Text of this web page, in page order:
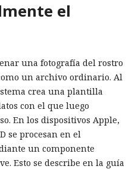
el
una fotografía del rostro
un archivo ordinario. Al
crea una plantilla
con el que luego
En los dispositivos Apple,
se procesan en el
un componente
Esto se describe en la guía